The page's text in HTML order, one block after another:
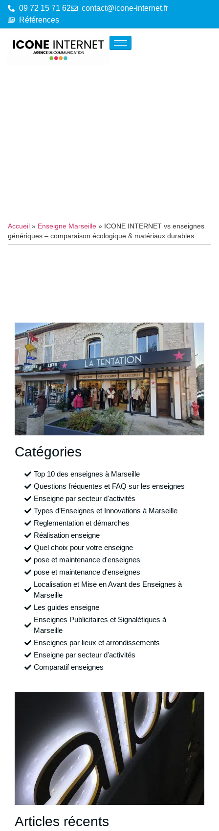
09 72 15 71 62
contact@icone-internet.fr
Références
Accueil » Enseigne Marseille » ICONE INTERNET vs enseignes
génériques – comparaison écologique & matériaux durables
Catégories
Top 10 des enseignes à Marseille
Questions fréquentes et FAQ sur les enseignes
Enseigne par secteur d'activités
Types d’Enseignes et Innovations à Marseille
Reglementation et démarches
Réalisation enseigne
Quel choix pour votre enseigne
pose et maintenance d'enseignes
pose et maintenance d'enseignes
Localisation et Mise en Avant des Enseignes à
Marseille
Les guides enseigne
Enseignes Publicitaires et Signalétiques à
Marseille
Enseignes par lieux et arrondissements
Enseigne par secteur d'activités
Comparatif enseignes
Articles récents